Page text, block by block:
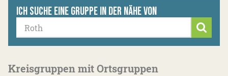
Ich suche eine Gruppe in der Nähe von
Kreisgruppen mit Ortsgruppen